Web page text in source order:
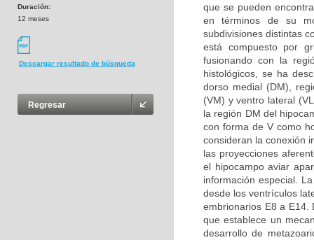
Duración:
12 meses
Descargar resultado de búsqueda
Regresar
que se pueden
en términos de su
subdivisiones distintas
está compuesto por
fusionando con la
histológicos, se ha
dorso medial (DM),
(VM) y ventro lateral
la región DM del
con forma de V como
consideran la conexión
las proyecciones
el hipocampo aviar
información especial.
desde los ventrículos
embrionarios E8 a E14.
que establece un
desarrollo de